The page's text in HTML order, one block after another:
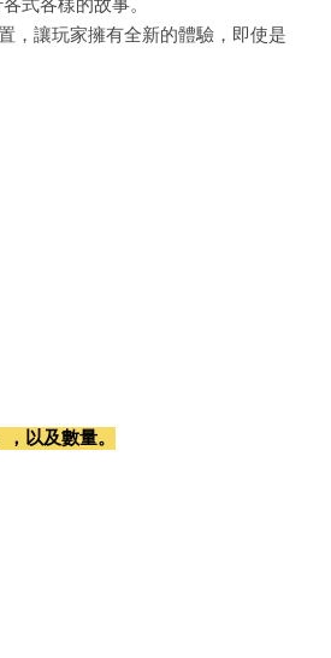
，讓玩家擁有全新的體驗，即使是
以及數量。